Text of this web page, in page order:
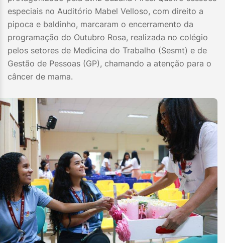
especiais no Auditório Mabel Velloso, com direito a
pipoca e baldinho, marcaram o encerramento da
programação do Outubro Rosa, realizada no colégio
pelos setores de Medicina do Trabalho (Sesmt) e de
Gestão de Pessoas (GP), chamando a atenção para o
câncer de mama.